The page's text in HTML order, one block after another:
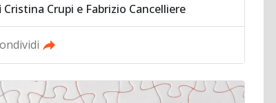
Cristina Crupi e Fabrizio Cancelliere